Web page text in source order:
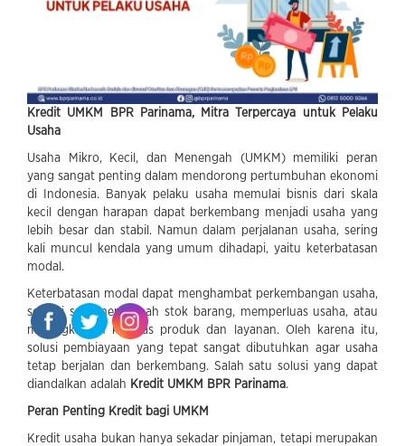
Kredit UMKM BPR Parinama, Mitra Terpercaya untuk Pelaku
Usaha
Usaha Mikro, Kecil, dan Menengah (UMKM) memiliki peran
yang sangat penting dalam mendorong pertumbuhan ekonomi
di Indonesia. Banyak pelaku usaha memulai bisnis dari skala
kecil dengan harapan dapat berkembang menjadi usaha yang
lebih besar dan stabil. Namun dalam perjalanan usaha, sering
kali muncul kendala yang umum dihadapi, yaitu keterbatasan
modal.
Keterbatasan modal dapat menghambat perkembangan usaha,
seperti sulit menambah stok barang, memperluas usaha, atau
meningkatkan kualitas produk dan layanan. Oleh karena itu,
solusi pembiayaan yang tepat sangat dibutuhkan agar usaha
tetap berjalan dan berkembang. Salah satu solusi yang dapat
diandalkan adalah Kredit UMKM BPR Parinama.
Peran Penting Kredit bagi UMKM
Kredit usaha bukan hanya sekadar pinjaman, tetapi merupakan